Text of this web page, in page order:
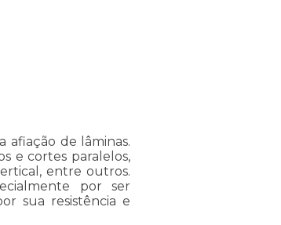
afiação de lâminas.
e cortes paralelos,
entre outros.
por ser
sua resistência e